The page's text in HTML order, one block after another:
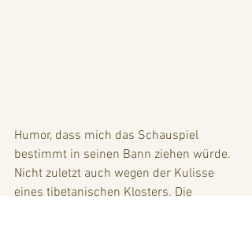
Humor, dass mich das Schauspiel
bestimmt in seinen Bann ziehen würde.
Nicht zuletzt auch wegen der Kulisse
eines tibetanischen Klosters. Die